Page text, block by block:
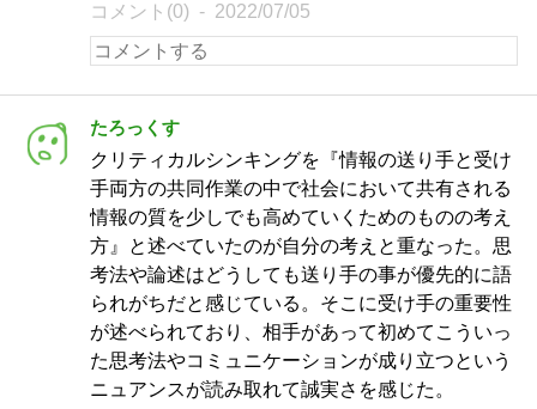
コメント(0) 2022/07/05
たろっくす
クリティカルシンキングを『情報の送り手と受け
手両方の共同作業の中で社会において共有される
情報の質を少しでも高めていくためのものの考え
方』と述べていたのが自分の考えと重なった。思
考法や論述はどうしても送り手の事が優先的に語
られがちだと感じている。そこに受け手の重要性
が述べられており、相手があって初めてこういっ
た思考法やコミュニケーションが成り立つという
ニュアンスが読み取れて誠実さを感じた。